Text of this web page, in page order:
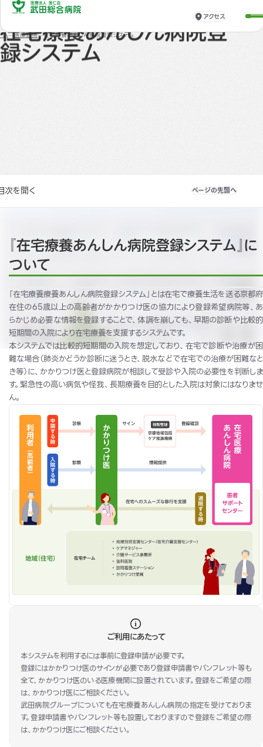
アクセス
ム 医療連携 在宅療養あんしん病院登録システム
在宅療養あんしん病院登
録システム
『在宅療養あんしん病院登録システム』に
ついて
「在宅療養療養あんしん病院登録システム」とは在宅で療養生活を送る京都府
在住の65歳以上の高齢者がかかりつけ医の協力により登録希望病院等、あ
らかじめ必要な情報を登録することで、体調を崩しても、早期の診断や比較的
短期間の入院により在宅療養を支援するシステムです。
本システムでは比較的短期間の入院を想定しており、在宅で診断や治療が困
難な場合（肺炎かどうか診断に迷うとき、脱水などで在宅での治療が困難なと
き等）に、かかりつけ医と登録病院が相談して受診や入院の必要性を判断しま
す。緊急性の高い病気や怪我、長期療養を目的とした入院は対象にはなりませ
ん。
ご利用にあたって
本システムを利用するには事前に登録申請が必要です。
登録にはかかりつけ医のサインが必要であり登録申請書やパンフレット等も
全て、かかりつけ医のいる医療機関に設置されています。登録をご希望の際
は、かかりつけ医にご相談ください。
武田病院グループについても在宅療養あんしん病院の指定を受けておりま
す。登録申請書やパンフレット等も設置しておりますので登録をご希望の際
は、かかりつけ医にご相談ください。
ページの先頭へ
次を開く